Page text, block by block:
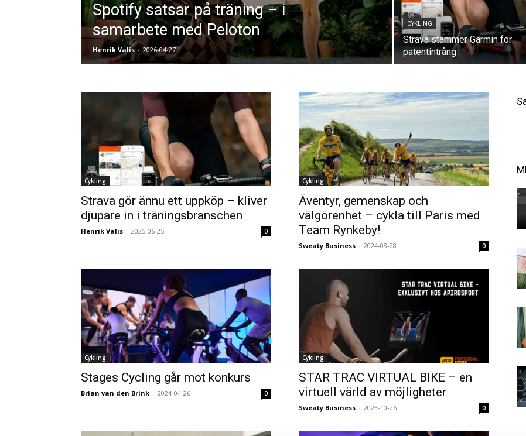
Spotify satsar på träning – i
samarbete med Peloton
Henrik Valis - 2026-04-27
CYKLING
Strava stämmer Garmin för
patentintrång
Cykling
Strava gör ännu ett uppköp – kliver
djupare in i träningsbranschen
Henrik Valis - 2025-06-25 0
Cykling
Äventyr, gemenskap och
välgörenhet – cykla till Paris med
Team Rynkeby!
Sweaty Business - 2024-08-28 0
Cykling
Stages Cycling går mot konkurs
Brian van den Brink - 2024-04-26 0
Cykling
STAR TRAC VIRTUAL BIKE – en
virtuell värld av möjligheter
Sweaty Business - 2023-10-26 0